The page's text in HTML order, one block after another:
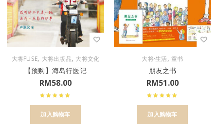
大将FUSE, 大将出版品, 大将文化
【预购】海岛行医记
RM58.00
加入购物车
大将·生活,童书
朋友之书
RM51.00
加入购物车